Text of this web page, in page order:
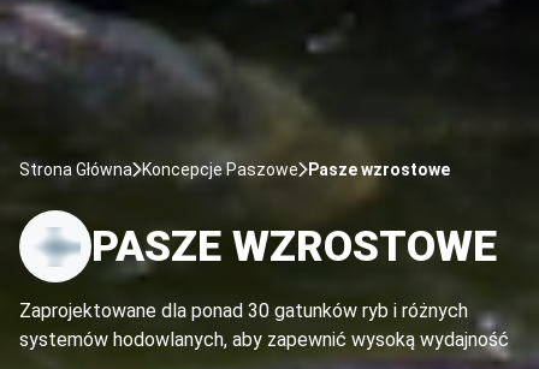
Strona Główna Koncepcje Paszowe Pasze wzrostowe
PASZE WZROSTOWE
Zaprojektowane dla ponad 30 gatunków ryb i różnych
systemów hodowlanych, aby zapewnić wysoką wydajność